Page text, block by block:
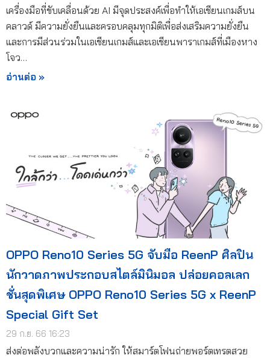
เครื่องมือที่ขับเคลื่อนด้วย AI มีจุดประสงค์เพื่อทำให้เอเชียนเกมส์บน
คลาวด์ มีความยั่งยืนและครอบคลุมทุกมิติเพื่อส่งเสริมความยั่งยืน
และการมีส่วนร่วมในเอเชียนเกมส์และเอเชียนพาราเกมส์ที่เมืองหาง
โจว…
อ่านต่อ »
OPPO Reno10 Series 5G จับมือ ReenP ศิลปิน
นักวาดภาพประกอบสไตล์มินิมอล ปล่อยคอลเลก
ชั่นสุดพิเศษ OPPO Reno10 Series 5G x ReenP
Special Gift Set
29 ก.ย. 66 16:23
ส่งต่อพลังบวกและความน่ารัก ให้สมาร์ตโฟนถ่ายพอร์ตเทรตสวย